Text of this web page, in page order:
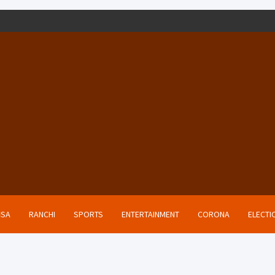
RANCHI SPORTS ENTERTAINMENT CORONA